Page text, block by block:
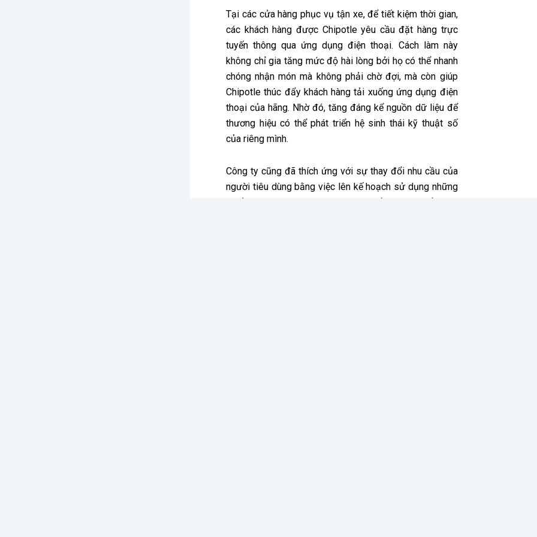
Tại các cửa hàng phục vụ tận xe, để tiết kiệm thời gian,
các khách hàng được Chipotle yêu cầu đặt hàng trực
tuyến thông qua ứng dụng điện thoại. Cách làm này
không chỉ gia tăng mức độ hài lòng bởi họ có thể nhanh
chóng nhận món mà không phải chờ đợi, mà còn giúp
Chipotle thúc đẩy khách hàng tải xuống ứng dụng điện
thoại của hãng. Nhờ đó, tăng đáng kể nguồn dữ liệu để
thương hiệu có thể phát triển hệ sinh thái kỹ thuật số
của riêng mình.
Công ty cũng đã thích ứng với sự thay đổi nhu cầu của
người tiêu dùng bằng việc lên kế hoạch sử dụng những
chiếc xe giao hàng tự lái. Chipotle đồng thời triển khai